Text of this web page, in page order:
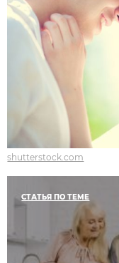
shutterstock.com
СТАТЬЯ ПО ТЕМЕ